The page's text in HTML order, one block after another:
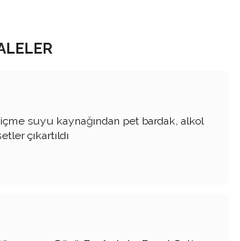
Sistemi tartışılmalı
mektup!..
oturdu!..
yok!..
içme suyu kaynağından pet bardak, alkol
çıkartıldı